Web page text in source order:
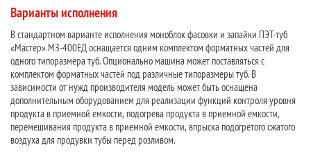
Варианты исполнения
В стандартном варианте исполнения моноблок фасовки и запайки ПЭТ-туб
«Мастер» МЗ-400ЕД оснащается одним комплектом форматных частей для
одного типоразмера туб. Опционально машина может поставляться с
комплектом форматных частей под различные типоразмеры туб. В
зависимости от нужд производителя модель может быть оснащена
дополнительным оборудованием для реализации функций контроля уровня
продукта в приемной емкости, подогрева продукта в приемной емкости,
перемешивания продукта в приемной емкости, впрыска подогретого сжатого
воздуха для продувки тубы перед розливом.